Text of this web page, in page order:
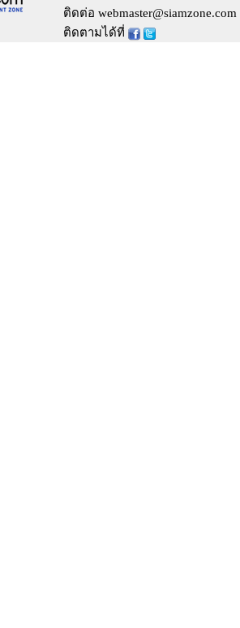
ติดต่อ webmaster@siamzone.com
ติดตามได้ที่